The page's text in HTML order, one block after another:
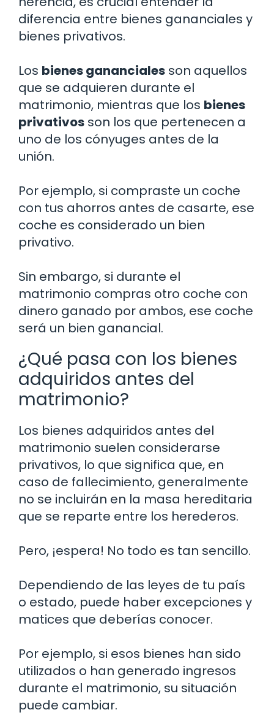
diferencia entre bienes gananciales y
bienes privativos.
Los bienes gananciales son aquellos
que se adquieren durante el
matrimonio, mientras que los bienes
privativos son los que pertenecen a
uno de los cónyuges antes de la
unión.
Por ejemplo, si compraste un coche
con tus ahorros antes de casarte, ese
coche es considerado un bien
privativo.
Sin embargo, si durante el
matrimonio compras otro coche con
dinero ganado por ambos, ese coche
será un bien ganancial.
¿Qué pasa con los bienes
adquiridos antes del
matrimonio?
Los bienes adquiridos antes del
matrimonio suelen considerarse
privativos, lo que significa que, en
caso de fallecimiento, generalmente
no se incluirán en la masa hereditaria
que se reparte entre los herederos.
Pero, ¡espera! No todo es tan sencillo.
Dependiendo de las leyes de tu país
o estado, puede haber excepciones y
matices que deberías conocer.
Por ejemplo, si esos bienes han sido
utilizados o han generado ingresos
durante el matrimonio, su situación
puede cambiar.